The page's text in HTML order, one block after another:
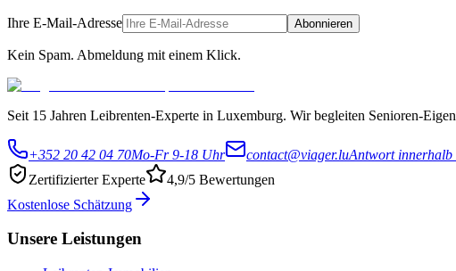
Ihre E-Mail-Adresse Abonnieren
Kein Spam. Abmeldung mit einem Klick.
Seit 15 Jahren Leibrenten-Experte in Luxemburg. Wir begleiten Senioren-
+352 20 42 04 70Mo-Fr 9-18 Uhr contact@viager.luAntwort innerhalb
Zertifizierter Experte
4,9/5 Bewertungen
Kostenlose Schätzung
Unsere Leistungen